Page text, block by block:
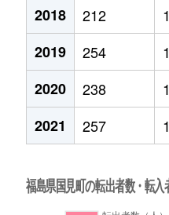
2018
212
2019
254
2020
238
2021
257